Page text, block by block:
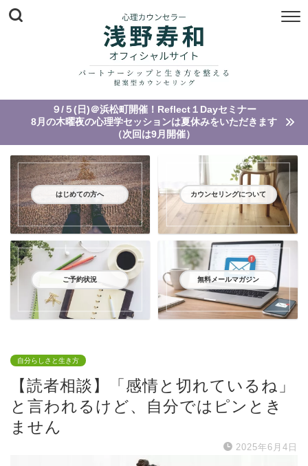
９/５(日)＠浜松町開催！Reflect１Dayセミナー
8月の木曜夜の心理学セッションは夏休みをいただきます
（次回は9月開催）
はじめての方へ カウンセリングについて
ご予約状況 無料メールマガジン
自分らしさと生き方
【読者相談】「感情と切れているね」
と言われるけど、自分ではピンとき
ません
2025年6月4日